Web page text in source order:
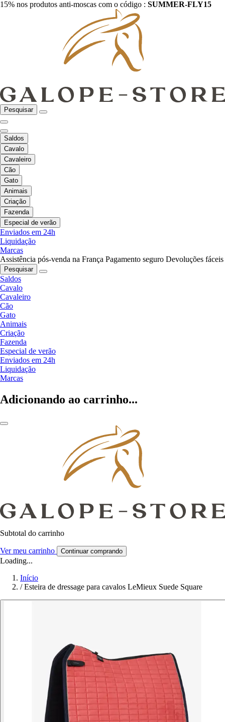
15% nos produtos anti-moscas com o código : SUMMER-FLY15
Pesquisar
Saldos
Cavalo
Cavaleiro
Cão
Gato
Animais
Criação
Fazenda
Especial de verão
Enviados em 24h
Liquidação
Marcas
Assistência pós-venda na França Pagamento seguro Devoluções fáceis
Pesquisar
Saldos
Cavalo
Cavaleiro
Cão
Gato
Animais
Criação
Fazenda
Especial de verão
Enviados em 24h
Liquidação
Marcas
Adicionando ao carrinho...
Subtotal do carrinho
Ver meu carrinho Continuar comprando
Loading...
Início
/ Esteira de dressage para cavalos LeMieux Suede Square